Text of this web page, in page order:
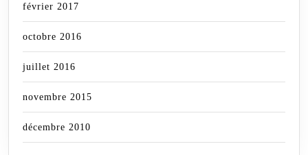
février 2017
octobre 2016
juillet 2016
novembre 2015
décembre 2010